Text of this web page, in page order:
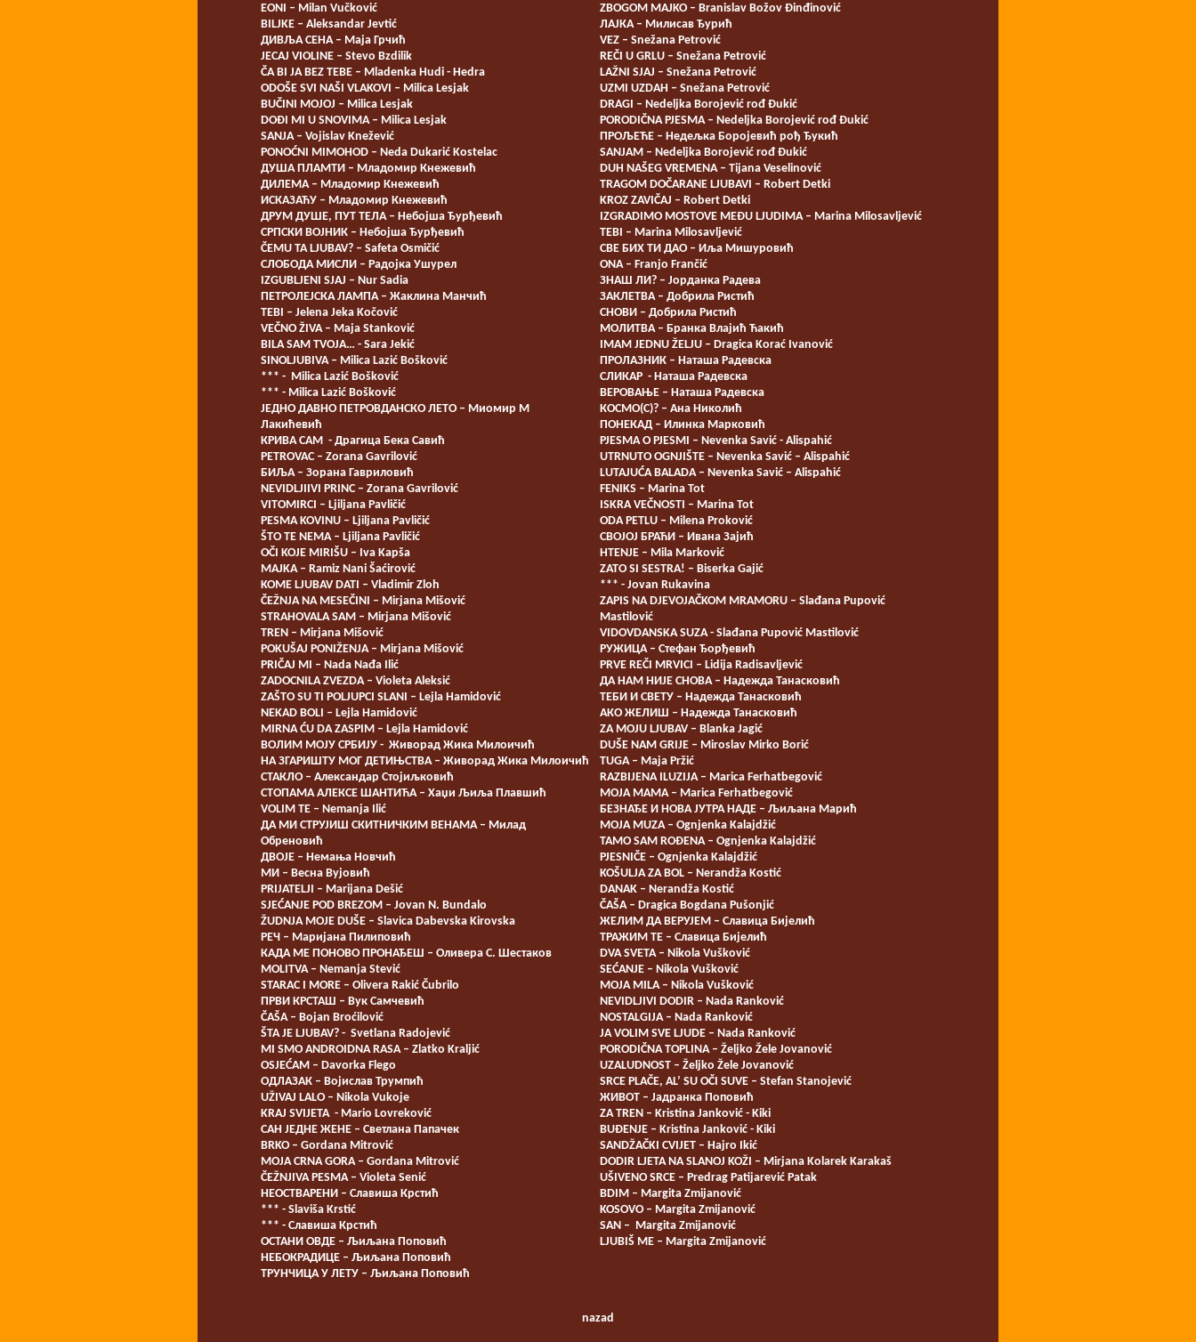
EONI – Milan Vučković
BILJKE – Aleksandar Jevtić
ДИВЉА СЕНА – Маја Грчић
JECAJ VIOLINE – Stevo Bzdilik
ČA BI JA BEZ TEBE – Mladenka Hudi - Hedra
ODOŠE SVI NAŠI VLAKOVI – Milica Lesjak
BUČINI MOJOJ – Milica Lesjak
DOĐI MI U SNOVIMA – Milica Lesjak
SANJA – Vojislav Knežević
PONOĆNI MIMOHOD – Neda Dukarić Kostelac
ДУША ПЛАМТИ – Младомир Кнежевић
ДИЛЕМА – Младомир Кнежевић
ИСКАЗАЋУ – Младомир Кнежевић
ДРУМ ДУШЕ, ПУТ ТЕЛА – Небојша Ђурђевић
СРПСКИ ВОЈНИК – Небојша Ђурђевић
ČEMU TA LJUBAV? – Safeta Osmičić
СЛОБОДА МИСЛИ – Радојка Ушурел
IZGUBLJENI SJAJ – Nur Sadia
ПЕТРОЛЕЈСКА ЛАМПА – Жаклина Манчић
TEBI – Jelena Jeka Kočović
VEČNO ŽIVA – Maja Stanković
BILA SAM TVOJA… - Sara Jekić
SINOLJUBIVA – Milica Lazić Bošković
*** - Milica Lazić Bošković
*** - Milica Lazić Bošković
ЈЕДНО ДАВНО ПЕТРОВДАНСКО ЛЕТО – Миомир М
Лакићевић
КРИВА САМ - Драгица Бека Савић
PETROVAC – Zorana Gavrilović
БИЉА – Зорана Гавриловић
NEVIDLJIIVI PRINC – Zorana Gavrilović
VITOMIRCI – Ljiljana Pavličić
PESMA KOVINU – Ljiljana Pavličić
ŠTO TE NEMA – Ljiljana Pavličić
OČI KOJE MIRIŠU – Iva Kapša
MAJKA – Ramiz Nani Šaćirović
KOME LJUBAV DATI – Vladimir Zloh
ČEŽNJA NA MESEČINI – Mirjana Mišović
STRAHOVALA SAM – Mirjana Mišović
TREN – Mirjana Mišović
POKUŠAJ PONIŽENJA – Mirjana Mišović
PRIČAJ MI – Nada Nađa Ilić
ZADOCNILA ZVEZDA – Violeta Aleksić
ZAŠTO SU TI POLJUPCI SLANI – Lejla Hamidović
NEKAD BOLI – Lejla Hamidović
MIRNA ĆU DA ZASPIM – Lejla Hamidović
ВОЛИМ МОЈУ СРБИЈУ - Живорад Жика Милоичић
НА ЗГАРИШТУ МОГ ДЕТИЊСТВА – Живорад Жика Милоичић
СТАКЛО – Александар Стојиљковић
СТОПАМА АЛЕКСЕ ШАНТИЋА – Хаџи Љиља Плавшић
VOLIM TE – Nemanja Ilić
ДА МИ СТРУЈИШ СКИТНИЧКИМ ВЕНАМА – Милад
Обреновић
ДВОЈЕ – Немања Новчић
МИ – Весна Вујовић
PRIJATELJI – Marijana Dešić
SJEĆANJE POD BREZOM – Jovan N. Bundalo
ŽUDNJA MOJE DUŠE – Slavica Dabevska Kirovska
РЕЧ – Маријана Пилиповић
КАДА МЕ ПОНОВО ПРОНАЂЕШ – Оливера С. Шестаков
MOLITVA – Nemanja Stević
STARAC I MORE – Olivera Rakić Čubrilo
ПРВИ КРСТАШ – Вук Самчевић
ČAŠA – Bojan Broćilović
ŠTA JE LJUBAV? - Svetlana Radojević
MI SMO ANDROIDNA RASA – Zlatko Kraljić
OSJEĆAM – Davorka Flego
ОДЛАЗАК – Војислав Трумпић
UŽIVAJ LALO – Nikola Vukoje
KRAJ SVIJETA - Mario Lovreković
САН ЈЕДНЕ ЖЕНЕ – Светлана Папачек
BRKO – Gordana Mitrović
MOJA CRNA GORA – Gordana Mitrović
ČEŽNJIVA PESMA – Violeta Senić
НЕОСТВАРЕНИ – Славиша Крстић
*** - Slaviša Krstić
*** - Славиша Крстић
ОСТАНИ ОВДЕ – Љиљана Поповић
НЕБОКРАДИЦЕ – Љиљана Поповић
ТРУНЧИЦА У ЛЕТУ – Љиљана Поповић
ZBOGOM MAJKO – Branislav Božov Đinđinović
ЛАЈКА – Милисав Ђурић
VEZ – Snežana Petrović
REČI U GRLU – Snežana Petrović
LAŽNI SJAJ – Snežana Petrović
UZMI UZDAH – Snežana Petrović
DRAGI – Nedeljka Borojević rođ Đukić
PORODIČNA PJESMA – Nedeljka Borojević rođ Đukić
ПРОЉЕЋЕ – Недељка Боројевић рођ Ђукић
SANJAM – Nedeljka Borojević rođ Đukić
DUH NAŠEG VREMENA – Tijana Veselinović
TRAGOM DOČARANE LJUBAVI – Robert Detki
KROZ ZAVIČAJ – Robert Detki
IZGRADIMO MOSTOVE MEĐU LJUDIMA – Marina Milosavljević
TEBI – Marina Milosavljević
СВЕ БИХ ТИ ДАО – Иља Мишуровић
ONA – Franjo Frančić
ЗНАШ ЛИ? – Јорданка Радева
ЗАКЛЕТВА – Добрила Ристић
СНОВИ – Добрила Ристић
МОЛИТВА – Бранка Влајић Ћакић
IMAM JEDNU ŽELJU – Dragica Korać Ivanović
ПРОЛАЗНИК – Наташа Радевска
СЛИКАР - Наташа Радевска
ВЕРОВАЊЕ – Наташа Радевска
КОСМО(С)? – Ана Николић
ПОНЕКАД – Илинка Марковић
PJESMA O PJESMI – Nevenka Savić - Alispahić
UTRNUTO OGNJIŠTE – Nevenka Savić – Alispahić
LUTAJUĆA BALADA – Nevenka Savić – Alispahić
FENIKS – Marina Tot
ISKRA VEČNOSTI – Marina Tot
ODA PETLU – Milena Proković
СВОЈОЈ БРАЋИ – Ивана Зајић
HTENJE – Mila Marković
ZATO SI SESTRA! – Biserka Gajić
*** - Jovan Rukavina
ZAPIS NA DJEVOJAČKOM MRAMORU – Slađana Pupović
Mastilović
VIDOVDANSKA SUZA - Slađana Pupović Mastilović
РУЖИЦА – Стефан Ђорђевић
PRVE REČI MRVICI – Lidija Radisavljević
ДА НАМ НИЈЕ СНОВА – Надежда Танасковић
ТЕБИ И СВЕТУ – Надежда Танасковић
АКО ЖЕЛИШ – Надежда Танасковић
ZA MOJU LJUBAV – Blanka Jagić
DUŠE NAM GRIJE – Miroslav Mirko Borić
TUGA – Maja Pržić
RAZBIJENA ILUZIJA – Marica Ferhatbegović
MOJA MAMA – Marica Ferhatbegović
БЕЗНАЂЕ И НОВА ЈУТРА НАДЕ – Љиљана Марић
MOJA MUZA – Ognjenka Kalajdžić
TAMO SAM ROĐENA – Ognjenka Kalajdžić
PJESNIČE – Ognjenka Kalajdžić
KOŠULJA ZA BOL – Nerandža Kostić
DANAK – Nerandža Kostić
ČAŠA – Dragica Bogdana Pušonjić
ЖЕЛИМ ДА ВЕРУЈЕМ – Славица Бијелић
ТРАЖИМ ТЕ – Славица Бијелић
DVA SVETA – Nikola Vušković
SEĆANJE – Nikola Vušković
MOJA MILA – Nikola Vušković
NEVIDLJIVI DODIR – Nada Ranković
NOSTALGIJA – Nada Ranković
JA VOLIM SVE LJUDE – Nada Ranković
PORODIČNA TOPLINA – Željko Žele Jovanović
UZALUDNOST – Željko Žele Jovanović
SRCE PLAČE, AL’ SU OČI SUVE – Stefan Stanojević
ЖИВОТ – Јадранка Поповић
ZA TREN – Kristina Janković - Kiki
BUĐENJE – Kristina Janković - Kiki
SANDŽAČKI CVIJET – Hajro Ikić
DODIR LJETA NA SLANOJ KOŽI – Mirjana Kolarek Karakaš
UŠIVENO SRCE – Predrag Patijarević Patak
BDIM – Margita Zmijanović
KOSOVO – Margita Zmijanović
SAN – Margita Zmijanović
LJUBIŠ ME – Margita Zmijanović
nazad